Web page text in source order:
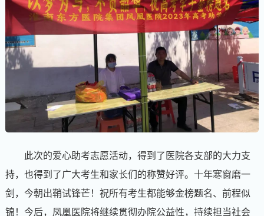
此次的爱心助考志愿活动，得到了医院各支部的大力支
持，也得到了广大考生和家长们的称赞好评。十年寒窗磨一
剑，今朝出鞘试锋芒！祝所有考生都能够金榜题名、前程似
锦！今后，凤凰医院将继续贯彻办院公益性，持续担当社会